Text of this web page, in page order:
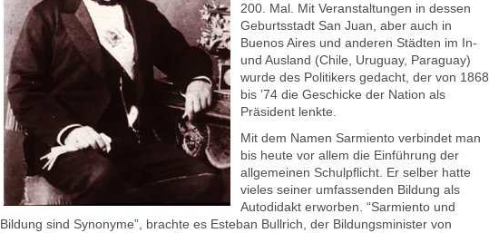
200. Mal. Mit Veranstaltungen in dessen
Geburtsstadt San Juan, aber auch in
Buenos Aires und anderen Städten im In-
und Ausland (Chile, Uruguay, Paraguay)
wurde des Politikers gedacht, der von 1868
bis ’74 die Geschicke der Nation als
Präsident lenkte.
Mit dem Namen Sarmiento verbindet man
bis heute vor allem die Einführung der
allgemeinen Schulpflicht. Er selber hatte
vieles seiner umfassenden Bildung als
Autodidakt erworben. “Sarmiento und
Bildung sind Synonyme”, brachte es Esteban Bullrich, der Bildungsminister von